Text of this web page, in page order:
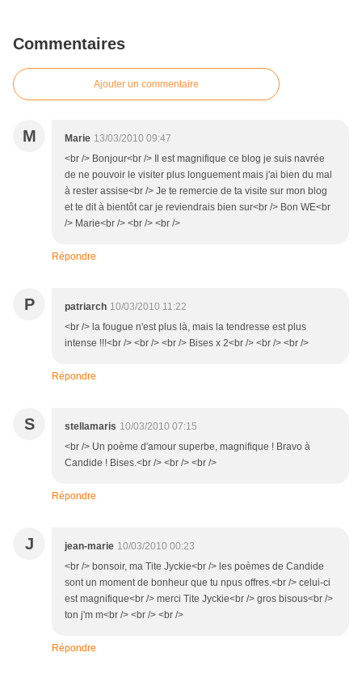
Commentaires
Ajouter un commentaire
M Marie 13/03/2010 09:47
<br /> Bonjour<br /> Il est magnifique ce blog je suis navrée
de ne pouvoir le visiter plus longuement mais j'ai bien du mal
à rester assise<br /> Je te remercie de ta visite sur mon blog
et te dit à bientôt car je reviendrais bien sur<br /> Bon WE<br
/> Marie<br /> <br /> <br />
Répondre
P patriarch 10/03/2010 11:22
<br /> la fougue n'est plus là, mais la tendresse est plus
intense !!!<br /> <br /> <br /> Bises x 2<br /> <br /> <br />
Répondre
S stellamaris 10/03/2010 07:15
<br /> Un poème d'amour superbe, magnifique ! Bravo à
Candide ! Bises.<br /> <br /> <br />
Répondre
J jean-marie 10/03/2010 00:23
<br /> bonsoir, ma Tite Jyckie<br /> les poèmes de Candide
sont un moment de bonheur que tu npus offres.<br /> celui-ci
est magnifique<br /> merci Tite Jyckie<br /> gros bisous<br />
ton j'm m<br /> <br /> <br />
Répondre